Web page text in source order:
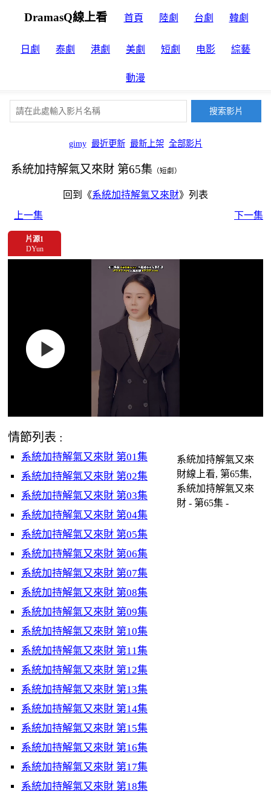
DramasQ線上看 首頁 陸劇 台劇 韓劇
日劇 泰劇 港劇 美劇 短劇 电影 綜藝
動漫
gimy 最近更新 最新上架 全部影片
系統加持解氣又來財 第65集 （短劇）
回到《系統加持解氣又來財》列表
上一集
下一集
片源1
DYun
情節列表 :
系統加持解氣又來財 第01集
系統加持解氣又來財 第02集
系統加持解氣又來財 第03集
系統加持解氣又來財 第04集
系統加持解氣又來財 第05集
系統加持解氣又來財 第06集
系統加持解氣又來財 第07集
系統加持解氣又來財 第08集
系統加持解氣又來財 第09集
系統加持解氣又來財 第10集
系統加持解氣又來財 第11集
系統加持解氣又來財 第12集
系統加持解氣又來財 第13集
系統加持解氣又來財 第14集
系統加持解氣又來財 第15集
系統加持解氣又來財 第16集
系統加持解氣又來財 第17集
系統加持解氣又來財 第18集
系統加持解氣又來
財線上看, 第65集,
系統加持解氣又來
財 - 第65集 -